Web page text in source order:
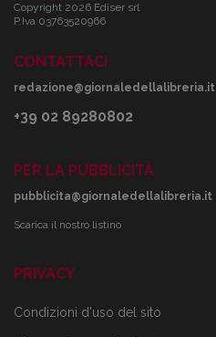
Copyright 2026 Ediser srl
P.Iva 03763520966
CONTATTACI
redazione@giornaledellalibreria.it
+39 02 89280802
PER LA PUBBLICITÀ
pubblicita@giornaledellalibreria.it
Scarica il nostro listino
PRIVACY
Condizioni d'uso del sito